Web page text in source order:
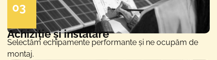
03
Achiziție și instalare
Selectăm echipamente performante și ne ocupăm de
montaj.